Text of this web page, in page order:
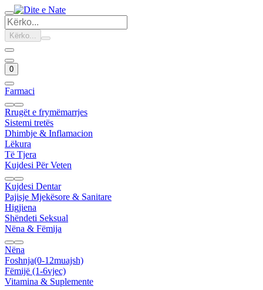
Kërko...
0
Farmaci
Rrugët e frymëmarrjes
Sistemi tretës
Dhimbje & Inflamacion
Lëkura
Të Tjera
Kujdesi Për Veten
Kujdesi Dentar
Pajisje Mjekësore & Sanitare
Higjiena
Shëndeti Seksual
Nëna & Fëmija
Nëna
Foshnja(0-12muajsh)
Fëmijë (1-6vjec)
Vitamina & Suplemente